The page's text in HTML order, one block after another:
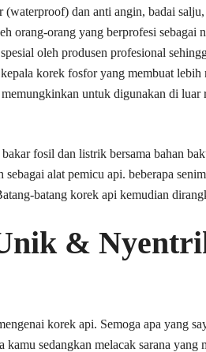
dan anti angin, badai
orang-orang yang berprofesi
oleh produsen profesional
korek fosfor yang membuat
untuk digunakan di luar
fosil dan listrik bersama bahan
alat pemicu api. beberapa
batang korek api kemudian
&
korek api. Semoga apa yang
sedangkan melacak sarana yang